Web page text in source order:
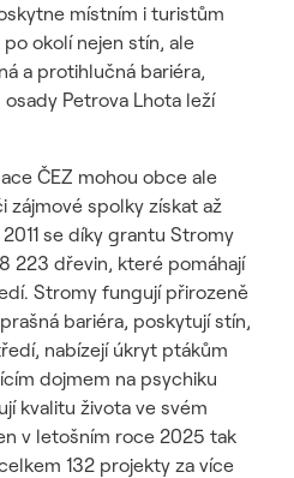
místním i turistům
okolí nejen stín, ale
a protihlučná bariéra,
Petrova Lhota leží
ČEZ mohou obce ale
zájmové spolky získat až
se díky grantu Stromy
223 dřevin, které pomáhají
Stromy fungují přirozeně
bariéra, poskytují stín,
nabízejí úkryt ptákům
dojmem na psychiku
kvalitu života ve svém
v letošním roce 2025 tak
132 projekty za více